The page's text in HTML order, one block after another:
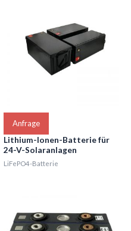
Anfrage
Lithium-Ionen-Batterie für
24-V-Solaranlagen
LiFePO4-Batterie